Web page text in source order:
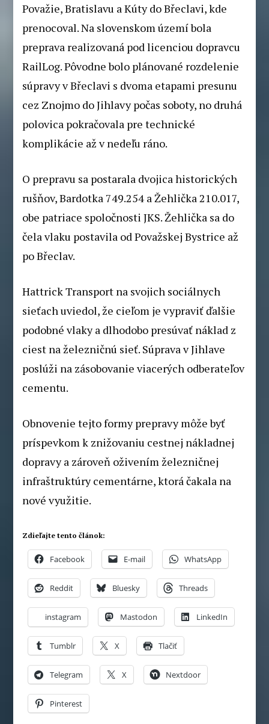
Považie, Bratislavu a Kúty do Břeclavi, kde
prenocoval. Na slovenskom území bola
preprava realizovaná pod licenciou dopravcu
RailLog. Pôvodne bolo plánované rozdelenie
súpravy v Břeclavi s dvoma etapami presunu
cez Znojmo do Jihlavy počas soboty, no druhá
polovica pokračovala pre technické
komplikácie až v nedeľu ráno.
O prepravu sa postarala dvojica historických
rušňov, Bardotka 749.254 a Žehlička 210.017,
obe patriace spoločnosti JKS. Žehlička sa do
čela vlaku postavila od Považskej Bystrice až
po Břeclav.
Hattrick Transport na svojich sociálnych
sieťach uviedol, že cieľom je vypraviť ďalšie
podobné vlaky a dlhodobo presúvať náklad z
ciest na železničnú sieť. Súprava v Jihlave
poslúži na zásobovanie viacerých odberateľov
cementu.
Obnovenie tejto formy prepravy môže byť
príspevkom k znižovaniu cestnej nákladnej
dopravy a zároveň oživením železničnej
infraštruktúry cementárne, ktorá čakala na
nové využitie.
Zdieľajte tento článok:
Facebook E-mail WhatsApp
Reddit Bluesky Threads
instagram Mastodon LinkedIn
Tumblr X Tlačiť
Telegram X Nextdoor
Pinterest